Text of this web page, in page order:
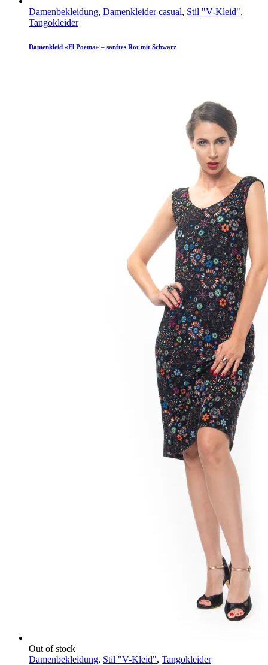
Damenbekleidung, Damenkleider casual, Stil "V-Kleid",
Tangokleider
Damenkleid «El Poema» – sanftes Rot mit Schwarz
Out of stock
Damenbekleidung, Stil "V-Kleid", Tangokleider